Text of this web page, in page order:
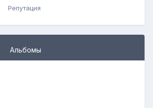
Репутация
Альбомы